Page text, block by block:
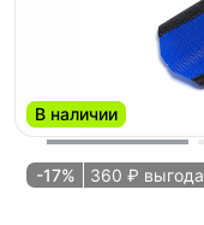
В наличии
-17% 360 ₽ выгода